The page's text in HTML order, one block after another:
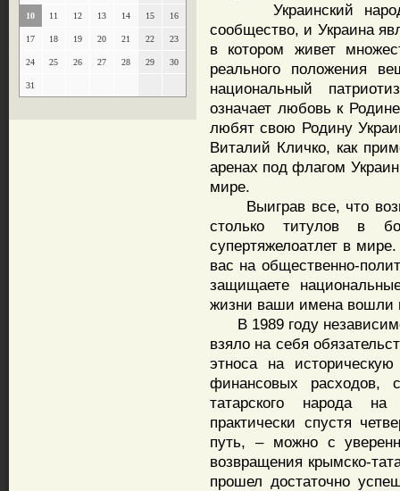
10 11 12 13 14 15 16
17 18 19 20 21 22 23
24 25 26 27 28 29 30
31
Украинский народ
сообщество, и Украина
в котором живет
реального положения
национальный
означает любовь к
любят свою Родину
Виталий Кличко, как
аренах под флагом
мире.
Выиграв все, что
столько титулов в
супертяжелоатлет в
вас на общественно-
защищаете
жизни ваши имена вошли
В 1989 году
взяло на себя
этноса на
финансовых расходов,
татарского народа
практически спустя
путь, – можно с
возвращения крымско-
прошел достаточно